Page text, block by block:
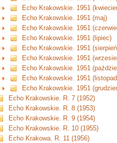
Echo Krakowskie. 1951
Echo Krakowskie. 1951 (maj)
Echo Krakowskie. 1951
Echo Krakowskie. 1951 (lipiec)
Echo Krakowskie. 1951
Echo Krakowskie. 1951
Echo Krakowskie. 1951
Echo Krakowskie. 1951
Echo Krakowskie. 1951
Echo Krakowskie. R. 7 (1952)
Echo Krakowskie. R. 8 (1953)
Echo Krakowskie. R. 9 (1954)
Echo Krakowskie. R. 10 (1955)
Echo Krakowa. R. 11 (1956)